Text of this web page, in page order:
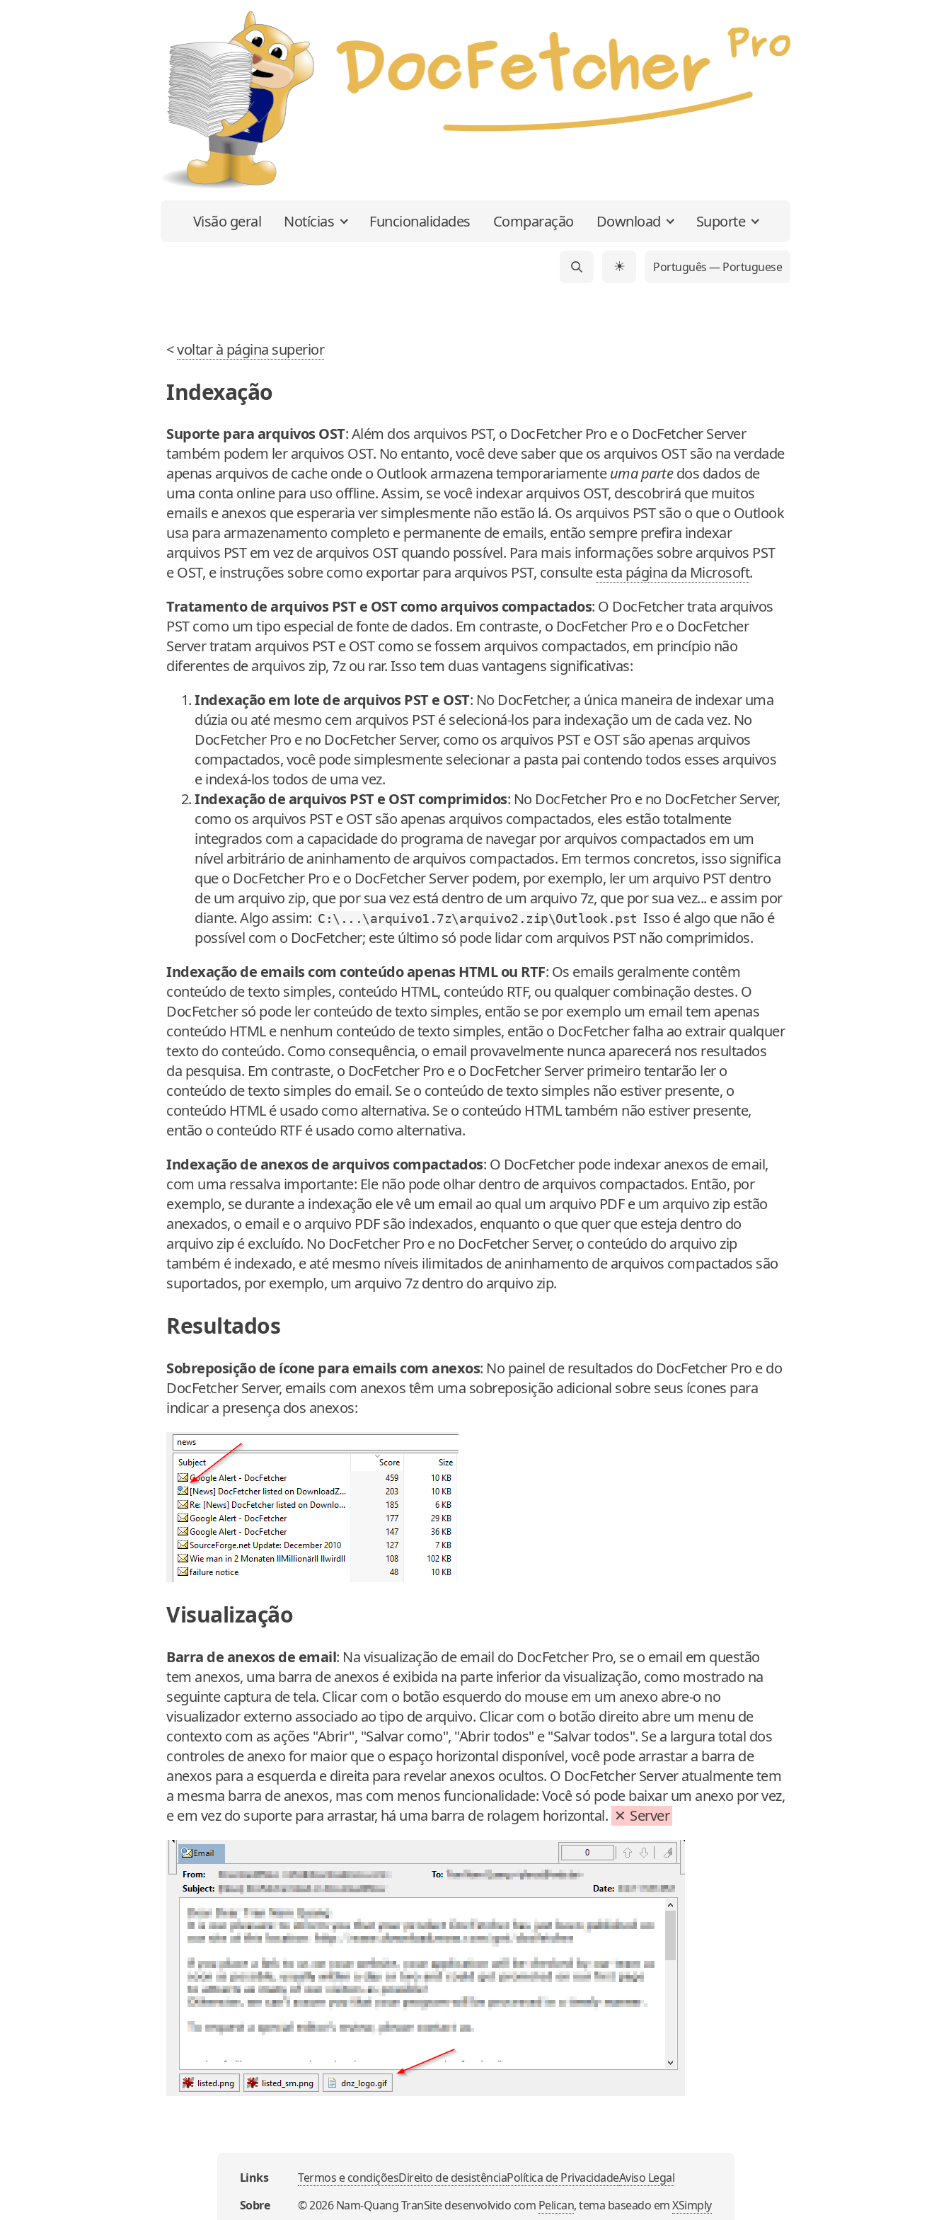
Visão geral Notícias Funcionalidades Comparação Download Suporte
☀ Português — Portuguese
<voltar à página superior
Indexação
Suporte para arquivos OST: Além dos arquivos PST, o DocFetcher Pro e o DocFetcher Server
também podem ler arquivos OST. No entanto, você deve saber que os arquivos OST são na verdade
apenas arquivos de cache onde o Outlook armazena temporariamenteuma partedos dados de
uma conta online para uso offline. Assim, se você indexar arquivos OST, descobrirá que muitos
emails e anexos que esperaria ver simplesmente não estão lá. Os arquivos PST são o que o Outlook
usa para armazenamento completo e permanente de emails, então sempre prefira indexar
arquivos PST em vez de arquivos OST quando possível. Para mais informações sobre arquivos PST
e OST, e instruções sobre como exportar para arquivos PST, consulteesta página da Microsoft.
Tratamento de arquivos PST e OST como arquivos compactados: O DocFetcher trata arquivos
PST como um tipo especial de fonte de dados. Em contraste, o DocFetcher Pro e o DocFetcher
Server tratam arquivos PST e OST como se fossem arquivos compactados, em princípio não
diferentes de arquivos zip, 7z ou rar. Isso tem duas vantagens significativas:
Indexação em lote de arquivos PST e OST: No DocFetcher, a única maneira de indexar uma
dúzia ou até mesmo cem arquivos PST é selecioná-los para indexação um de cada vez. No
DocFetcher Pro e no DocFetcher Server, como os arquivos PST e OST são apenas arquivos
compactados, você pode simplesmente selecionar a pasta pai contendo todos esses arquivos
e indexá-los todos de uma vez.
Indexação de arquivos PST e OST comprimidos: No DocFetcher Pro e no DocFetcher Server,
como os arquivos PST e OST são apenas arquivos compactados, eles estão totalmente
integrados com a capacidade do programa de navegar por arquivos compactados em um
nível arbitrário de aninhamento de arquivos compactados. Em termos concretos, isso significa
que o DocFetcher Pro e o DocFetcher Server podem, por exemplo, ler um arquivo PST dentro
de um arquivo zip, que por sua vez está dentro de um arquivo 7z, que por sua vez... e assim por
diante. Algo assim: C:\...\arquivo1.7z\arquivo2.zip\Outlook.pst Isso é algo que não é
possível com o DocFetcher; este último só pode lidar com arquivos PST não comprimidos.
Indexação de emails com conteúdo apenas HTML ou RTF: Os emails geralmente contêm
conteúdo de texto simples, conteúdo HTML, conteúdo RTF, ou qualquer combinação destes. O
DocFetcher só pode ler conteúdo de texto simples, então se por exemplo um email tem apenas
conteúdo HTML e nenhum conteúdo de texto simples, então o DocFetcher falha ao extrair qualquer
texto do conteúdo. Como consequência, o email provavelmente nunca aparecerá nos resultados
da pesquisa. Em contraste, o DocFetcher Pro e o DocFetcher Server primeiro tentarão ler o
conteúdo de texto simples do email. Se o conteúdo de texto simples não estiver presente, o
conteúdo HTML é usado como alternativa. Se o conteúdo HTML também não estiver presente,
então o conteúdo RTF é usado como alternativa.
Indexação de anexos de arquivos compactados: O DocFetcher pode indexar anexos de email,
com uma ressalva importante: Ele não pode olhar dentro de arquivos compactados. Então, por
exemplo, se durante a indexação ele vê um email ao qual um arquivo PDF e um arquivo zip estão
anexados, o email e o arquivo PDF são indexados, enquanto o que quer que esteja dentro do
arquivo zip é excluído. No DocFetcher Pro e no DocFetcher Server, o conteúdo do arquivo zip
também é indexado, e até mesmo níveis ilimitados de aninhamento de arquivos compactados são
suportados, por exemplo, um arquivo 7z dentro do arquivo zip.
Resultados
Sobreposição de ícone para emails com anexos: No painel de resultados do DocFetcher Pro e do
DocFetcher Server, emails com anexos têm uma sobreposição adicional sobre seus ícones para
indicar a presença dos anexos:
Visualização
Barra de anexos de email: Na visualização de email do DocFetcher Pro, se o email em questão
tem anexos, uma barra de anexos é exibida na parte inferior da visualização, como mostrado na
seguinte captura de tela. Clicar com o botão esquerdo do mouse em um anexo abre-o no
visualizador externo associado ao tipo de arquivo. Clicar com o botão direito abre um menu de
contexto com as ações "Abrir", "Salvar como", "Abrir todos" e "Salvar todos". Se a largura total dos
controles de anexo for maior que o espaço horizontal disponível, você pode arrastar a barra de
anexos para a esquerda e direita para revelar anexos ocultos. O DocFetcher Server atualmente tem
a mesma barra de anexos, mas com menos funcionalidade: Você só pode baixar um anexo por vez,
e em vez do suporte para arrastar, há uma barra de rolagem horizontal.
Server
Links Termos e condiçõesDireito de desistênciaPolítica de PrivacidadeAviso Legal
Sobre
©2026Nam-Quang TranSite desenvolvido com Pelican, tema baseado emXSimply